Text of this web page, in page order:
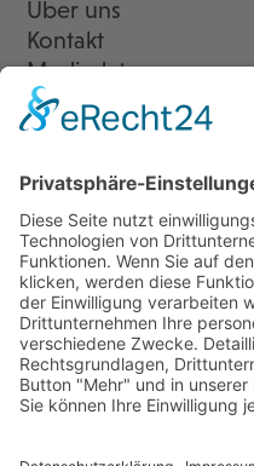
Über uns
Kontakt
Mediadaten
Newsletter
LogIn
Legal
Impressum
Datenschutzerklärung
Cookie-Einstellungen